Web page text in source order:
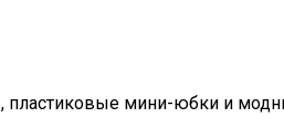
мини-юбки и